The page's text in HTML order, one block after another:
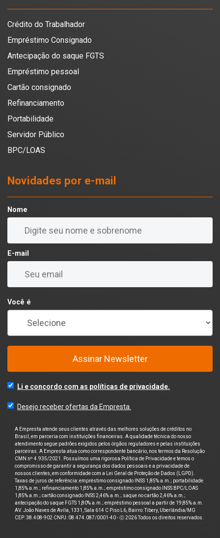
Crédito do Trabalhador
Empréstimo Consignado
Antecipação do saque FGTS
Empréstimo pessoal
Cartão consignado
Refinanciamento
Portabilidade
Servidor Público
BPC/LOAS
Novidades por e-mail
Nome
E-mail
Você é
Assinar Newsletter
Li e concordo com as políticas de privacidade.
Desejo receber ofertas da Empresta.
A Empresta atende seus clientes através das melhores soluções de créditos no
Brasil, em parceria com instituições financeiras. A qualidade técnica do nosso
atendimento segue padrões exigidos pelos órgãos reguladores e pelas instituições
parceiras. A Empresta atua como correspondente bancário, nos termos da Resolução
CMN nº 4.935/2021. Possuímos uma rigorosa Política de Privacidade e temos o
compromisso de garantir a segurança dos dados pessoais e a privacidade de
nossos clientes, em conformidade com a Lei Geral de Proteção de Dados (LGPD).
Taxas de juros de referência: empréstimo consignado INSS 1,85% a.m.; portabilidade
1,85% a.m.; refinanciamento 1,85% a.m.; empréstimo consignado INSS BPC/LOAS
1,85% a.m.; cartão consignado INSS 2,46% a.m.; saque no cartão 2,46% a.m.;
antecipação do saque FGTS 1,80% a.m.; empréstimo pessoal a partir de 19,85% a.m.
AV. João Naves de Avila, 1331, Sala 614 C Piso L6, Bairro: Tibery, Uberlândia/MG
CEP: 38.408-902 CNPJ: 08.474.087/0001-40 - ⓒ 2026 Todos os direitos reservados.